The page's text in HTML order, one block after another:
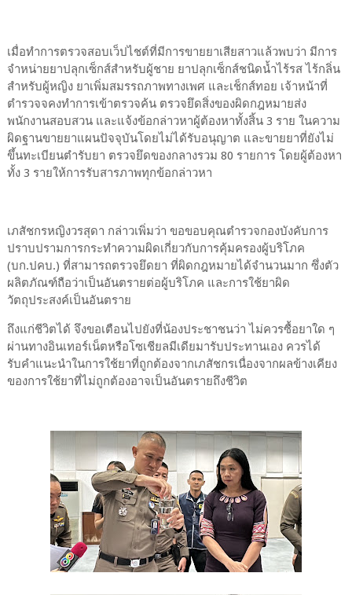
เมื่อทำการตรวจสอบเว็ปไชต์ที่มีการขายยาเสียสาวแล้วพบว่า มีการ
จำหน่ายยาปลุกเซ็กส์สำหรับผู้ชาย ยาปลุกเซ็กส์ชนิดน้ำไร้รส ไร้กลิ่น
สำหรับผู้หญิง ยาเพิ่มสมรรถภาพทางเพศ และเช็กส์ทอย เจ้าหน้าที่
ตำรวจจคงทำการเข้าตรวจค้น ตรวจยึดสิ่งของผิดกฎหมายส่ง
พนักงานสอบสวน และแจ้งข้อกล่าวหาผู้ต้องหาทั้งสิ้น 3 ราย ในความ
ผิดฐานขายยาแผนปัจจุบันโดยไม่ได้รับอนุญาต และขายยาที่ยังไม่
ขึ้นทะเบียนตำรับยา ตรวจยึดของกลางรวม 80 รายการ โดยผู้ต้องหา
ทั้ง 3 รายให้การรับสารภาพทุกข้อกล่าวหา
เภสัชกรหญิงวรสุดา กล่าวเพิ่มว่า ขอขอบคุณตำรวจกองบังคับการ
ปราบปรามการกระทำความผิดเกี่ยวกับการคุ้มครองผู้บริโภค
(บก.ปคบ.) ที่สามารถตรวจยึดยา ที่ผิดกฎหมายได้จำนวนมาก ซึ่งตัว
ผลิตภัณฑ์ถือว่าเป็นอันตรายต่อผู้บริโภค และการใช้ยาผิด
วัตถุประสงค์เป็นอันตราย
ถึงแก่ชีวิตได้ จึงขอเตือนไปยังที่น้องประชาชนว่า ไม่ควรซื้อยาใด ๆ
ผ่านทางอินเทอร์เน็ตหรือโซเชียลมีเดียมารับประทานเอง ควรได้
รับคำแนะนำในการใช้ยาที่ถูกต้องจากเภสัชกรเนื่องจากผลข้างเคียง
ของการใช้ยาที่ไม่ถูกต้องอาจเป็นอันตรายถึงชีวิต